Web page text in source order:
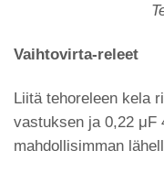
Vaihtovirta-releet
Liitä tehoreleen kela
vastuksen ja 0,22 μF
mahdollisimman